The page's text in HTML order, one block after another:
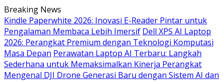
Langsung
ke
konten
Breaking News
Kindle Paperwhite 2026: Inovasi E-Reader Pintar untuk
Pengalaman Membaca Lebih Imersif Dell XPS AI Laptop
2026: Perangkat Premium dengan Teknologi Komputasi
Masa Depan Perawatan Laptop AI Terbaru: Langkah
Sederhana untuk Memaksimalkan Kinerja Perangkat
Mengenal DJI Drone Generasi Baru dengan Sistem AI dan